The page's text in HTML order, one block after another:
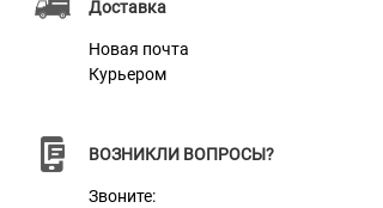
Доставка
Новая почта
Курьером
ВОЗНИКЛИ ВОПРОСЫ?
Звоните: